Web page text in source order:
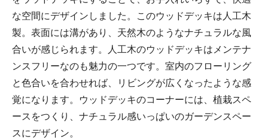
な空間にデザインしました。このウッドデッキは人工木
製。表面には溝があり、天然木のようなナチュラルな風
合いが感じられます。人工木のウッドデッキはメンテナ
ンスフリーなのも魅力の一つです。室内のフローリング
と色合いを合わせれば、リビングが広くなったような感
覚になります。ウッドデッキのコーナーには、植栽スペ
ースをつくり、ナチュラル感いっぱいのガーデンスペー
スにデザイン。